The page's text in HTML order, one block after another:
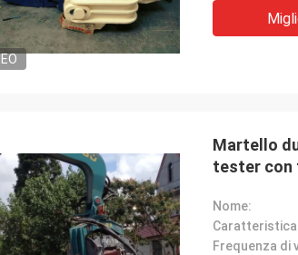
Martello
tester con
Nome: